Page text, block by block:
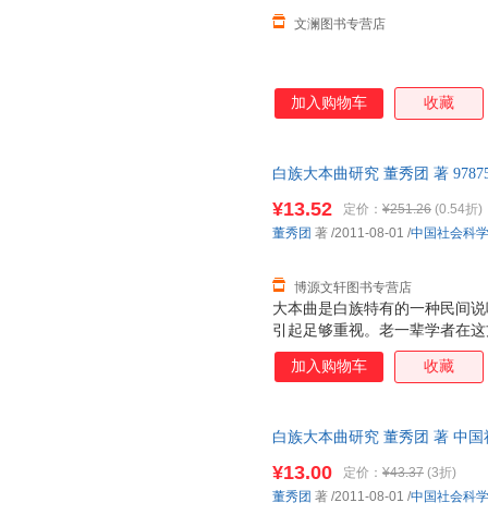
文澜图书专营店
加入购物车 收藏
白族大本曲研究 董秀团 著
大本曲是白族特有的一种民间
引起足够重视。老一辈学者在
言，大本曲的研究在历史源流
的空间。《白族大本曲研究》
定又充满互动的系统。进而，
关系，希望能更系统、深入地
术形式。
¥13.52 定价： ¥251.26 (0.54折)
博源文轩图书专营店
董秀团 著 /2011-08-01 /中国社会科
加入购物车 收藏
白族大本曲研究 董秀团 著 中
¥13.00 定价： ¥43.37 (3折)
董秀团 著 /2011-08-01 /中国社会科